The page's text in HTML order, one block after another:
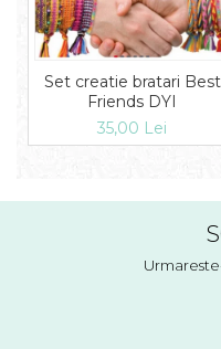
Set creatie bratari Best
Friends DYI
35,00 Lei